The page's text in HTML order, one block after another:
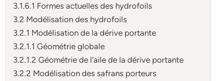
3.1.6.1 Formes actuelles des hydrofoils
3.2 Modélisation des hydrofoils
3.2.1 Modélisation de la dérive portante
3.2.1.1 Géométrie globale
3.2.1.2 Géométrie de l’aile de la dérive portante
3.2.2 Modélisation des safrans porteurs